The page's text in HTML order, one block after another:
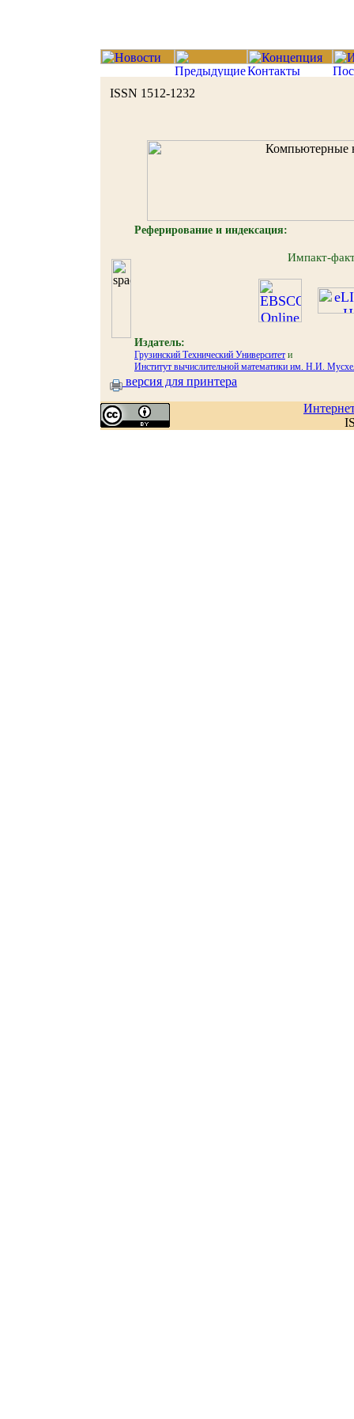
ISSN 1512-1232
Реферирование и индексация:
Импакт-
Издатель:
Грузинский Технический Университет и
Институт вычислительной математики им. Н.И.
версия для принтера